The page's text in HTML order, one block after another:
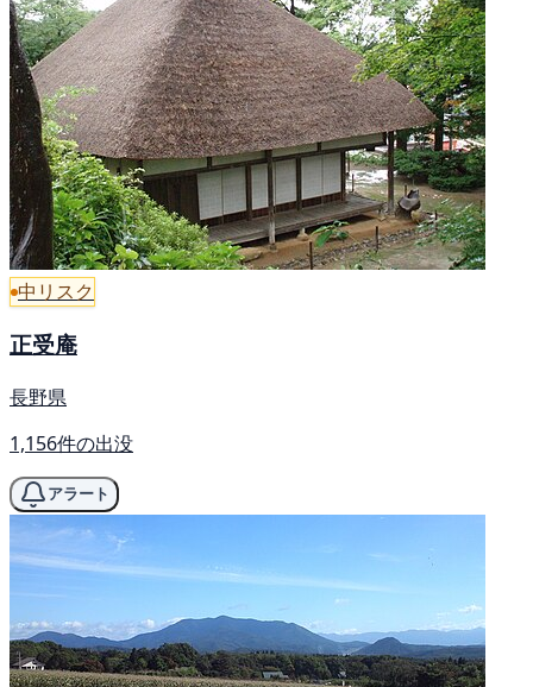
中リスク
正受庵
長野県
1,156件の出没
アラート